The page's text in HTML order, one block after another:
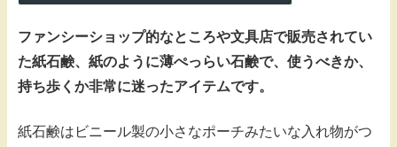
ファンシーショップ的なところや文具店で販売されてい
た紙石鹸、紙のように薄ぺっらい石鹸で、使うべきか、
持ち歩くか非常に迷ったアイテムです。
紙石鹸はビニール製の小さなポーチみたいな入れ物がつ